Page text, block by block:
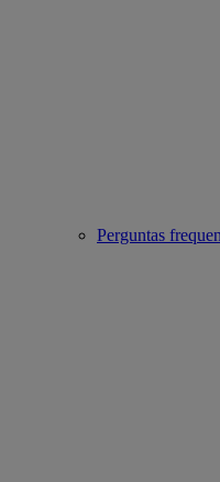
Perguntas